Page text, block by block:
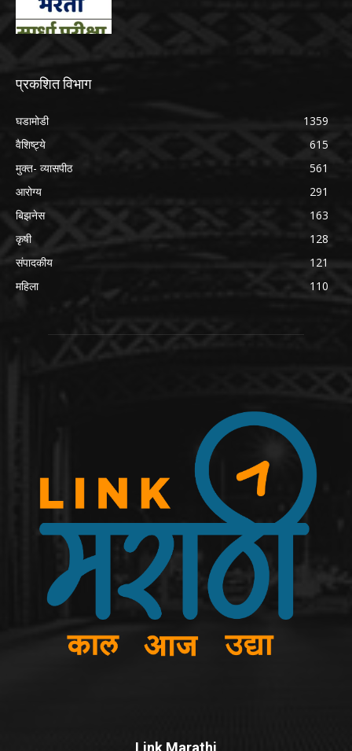
प्रकशित विभाग
घडामोडी
1359
वैशिष्ट्ये
615
मुक्त- व्यासपीठ
561
आरोग्य
291
बिझनेस
163
कृषी
128
संपादकीय
121
महिला
110
Link Marathi